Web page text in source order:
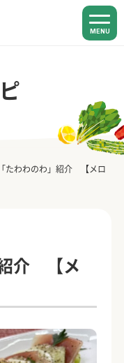
MENU
たわわのわ」紹介 【メロ
介 【メ